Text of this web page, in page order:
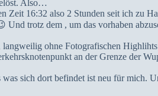
Also…
16:32 also 2 Stunden seit ich zu
trotz dem , um das vorhaben
ohne Fotografischen
an der Grenze der
sich dort befindet ist neu für mich.